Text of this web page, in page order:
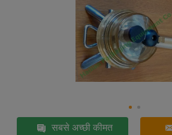
सबसे अच्छी कीमत